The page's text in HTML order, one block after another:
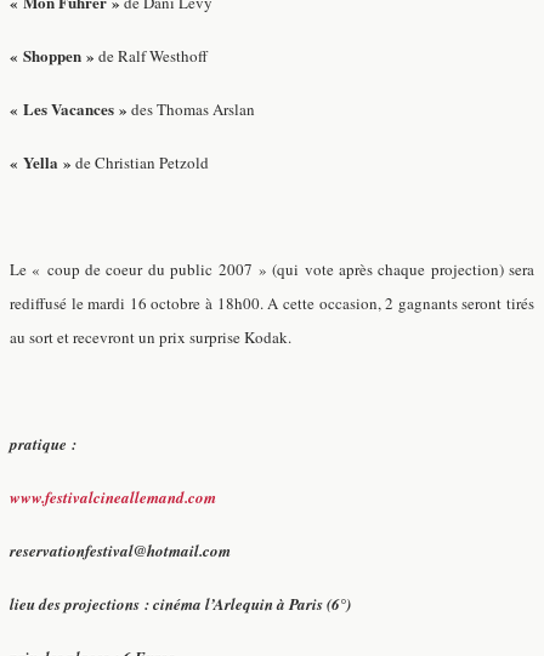
« Shoppen » de Ralf Westhoff
« Les Vacances » des Thomas Arslan
« Yella » de Christian Petzold
Le « coup de coeur du public 2007 » (qui vote après chaque projection) sera
rediffusé le mardi 16 octobre à 18h00. A cette occasion, 2 gagnants seront tirés
au sort et recevront un prix surprise Kodak.
pratique :
www.festivalcineallemand.com
reservationfestival@hotmail.com
lieu des projections : cinéma l’Arlequin à Paris (6°)